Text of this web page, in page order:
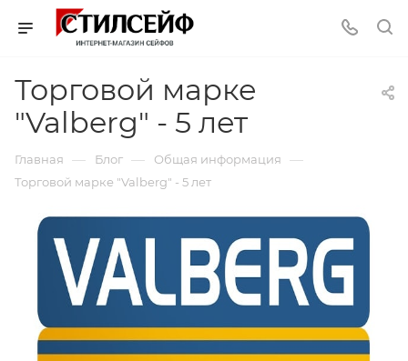
Торговой марке
"Valberg" - 5 лет
Главная — Блог — Общая информация —
Торговой марке "Valberg" - 5 лет